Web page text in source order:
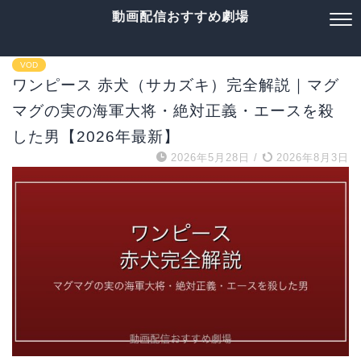
動画配信おすすめ劇場
VOD
ワンピース 赤犬（サカズキ）完全解説｜マグ
マグの実の海軍大将・絶対正義・エースを殺
した男【2026年最新】
2026年5月28日 / 2026年8月3日